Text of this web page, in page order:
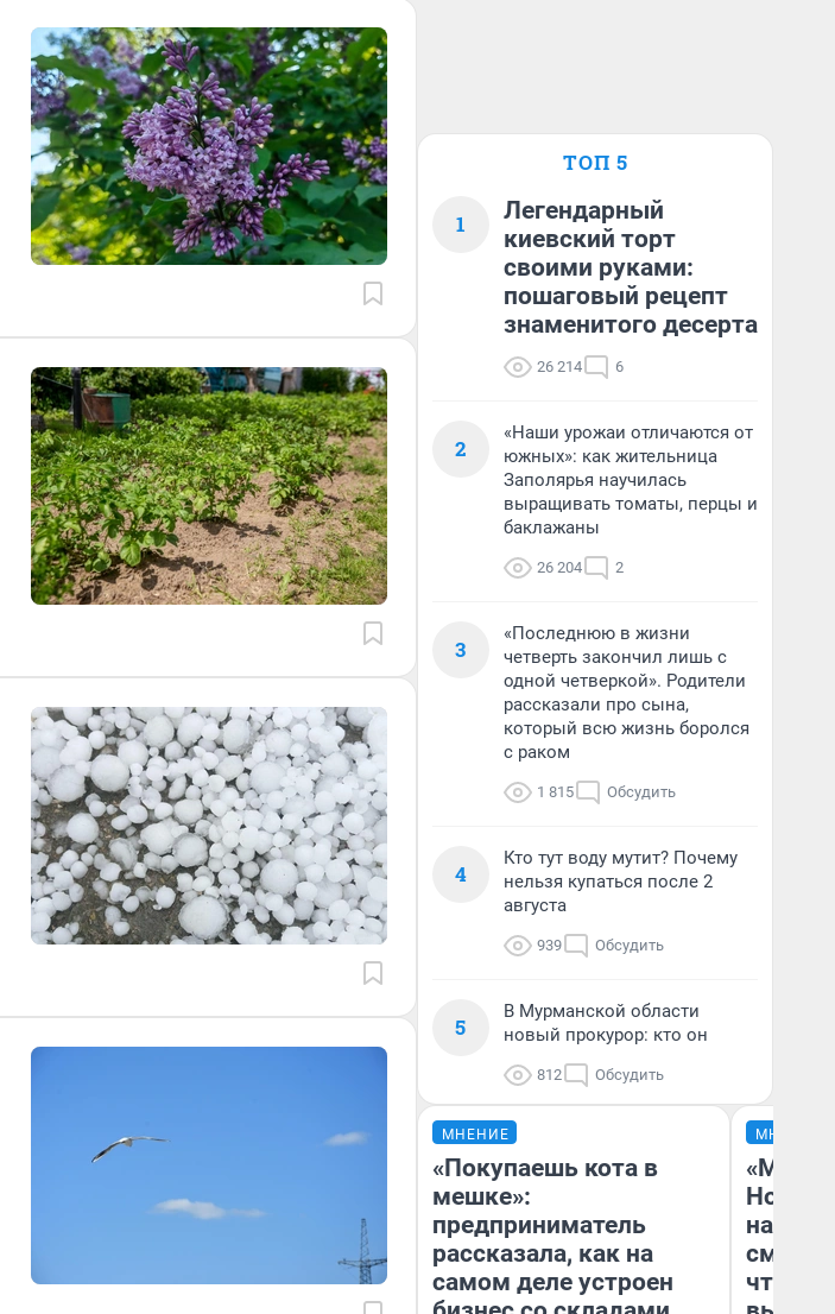
ТОП 5
1
Легендарный
киевский торт
своими руками:
пошаговый рецепт
знаменитого десерта
26 214 6
2
«Наши урожаи отличаются от
южных»: как жительница
Заполярья научилась
выращивать томаты, перцы и
баклажаны
26 204 2
3
«Последнюю в жизни
четверть закончил лишь с
одной четверкой». Родители
рассказали про сына,
который всю жизнь боролся
с раком
1 815 Обсудить
4
Кто тут воду мутит? Почему
нельзя купаться после 2
августа
939 Обсудить
5
В Мурманской области
новый прокурор: кто он
812 Обсудить
МНЕНИЕ
«Покупаешь кота в
мешке»:
предприниматель
рассказала, как на
самом деле устроен
МНЕНИЕ
«Мы
чтобы